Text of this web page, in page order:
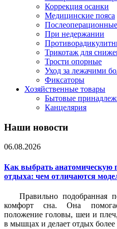
Коррекция осанки
Медицинские пояса
При недержании
Трикотаж для
Трости опорные
Уход за лежачими
Фиксаторы
Хозяйственные товары
Бытовые
Канцелярия
Наши новости
06.08.2026
Как выбрать анатомическую
отдыха: чем отличаются
Правильно подобранная
комфорт сна. Она
положение головы, шеи и
в мышцах и делает отдых